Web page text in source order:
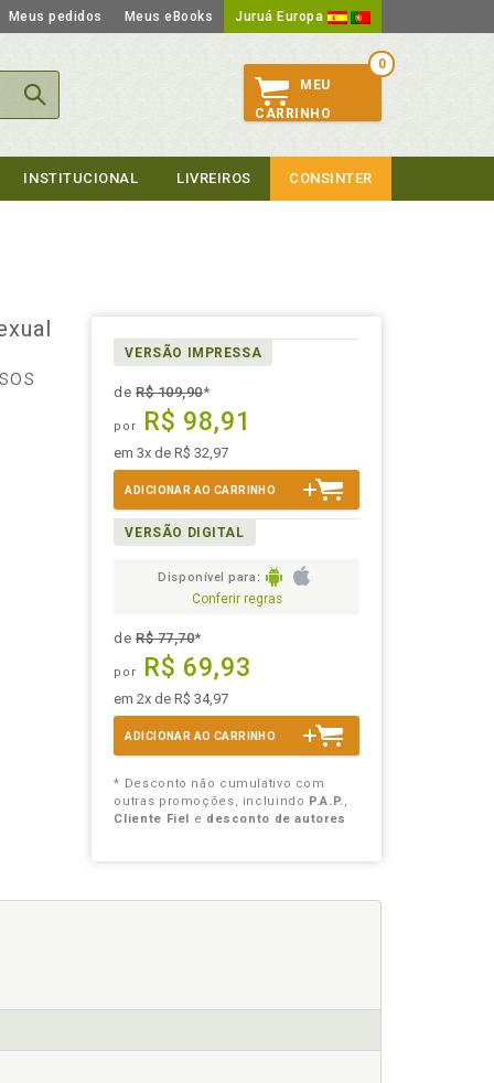
Meus pedidos Meus eBooks Juruá Europa
0
MEU
CARRINHO
INSTITUCIONAL LIVREIROS CONSINTER
VERSÃO IMPRESSA
deR$ 109,90*
por R$ 98,91
em 3x de R$ 32,97
ADICIONAR AO CARRINHO
VERSÃO DIGITAL
Disponível para:
Conferir regras
deR$ 77,70*
por R$ 69,93
em 2x de R$ 34,97
ADICIONAR AO CARRINHO
* Desconto não cumulativo com
outras promoções, incluindo P.A.P.,
Cliente Fiel
e desconto de autores